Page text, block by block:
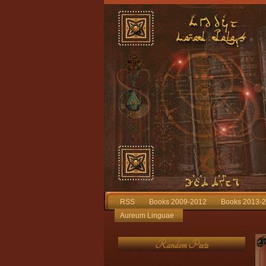
RSS Books 2009-2012
Books 2013-
Aureum Linguae
Random Posts